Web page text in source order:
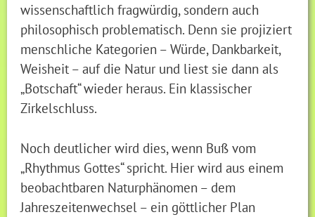
wissenschaftlich fragwürdig, sondern auch
philosophisch problematisch. Denn sie projiziert
menschliche Kategorien – Würde, Dankbarkeit,
Weisheit – auf die Natur und liest sie dann als
„Botschaft“ wieder heraus. Ein klassischer
Zirkelschluss.
Noch deutlicher wird dies, wenn Buß vom
„Rhythmus Gottes“ spricht. Hier wird aus einem
beobachtbaren Naturphänomen – dem
Jahreszeitenwechsel – ein göttlicher Plan